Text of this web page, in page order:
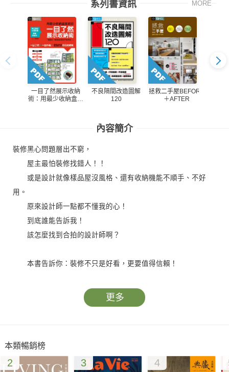
系列書資訊 MORE
一目了然展示收納
術：用最少收納盒就
不良隔間改造圖解
120
拯救二手屋BEFORE
＋AFTER
內容簡介
裝修黑心問題層出不窮，
屋主最怕裝修找錯人！！
或是設計就像樣品屋沒風格、還有收納機能不順手、不好
用。
原來設計師一點都不懂我的心！
到底誰能告訴我！
該怎麼找到合拍的設計師啊？
本書告訴你：裝修不只是好看，更要值得信賴！
22位最高安心力的全能住宅改造專家出馬
「好感」「舒適」「品味」裝修必讀設計圖鑑
超乎想像的機能‧令人讚嘆的美感‧63個居家品味完全改造
更多
本類暢銷榜
2 3 4